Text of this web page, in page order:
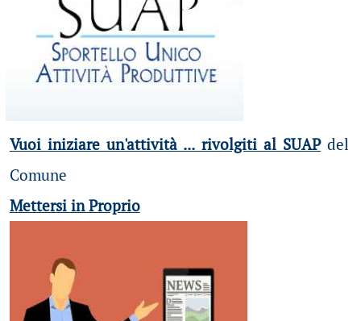
Vuoi iniziare un'attività ... rivolgiti al SUAPdel
Comune
Mettersi in Proprio